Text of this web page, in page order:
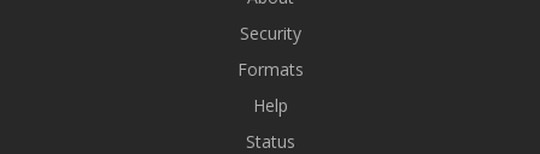
Security
Formats
Help
Status